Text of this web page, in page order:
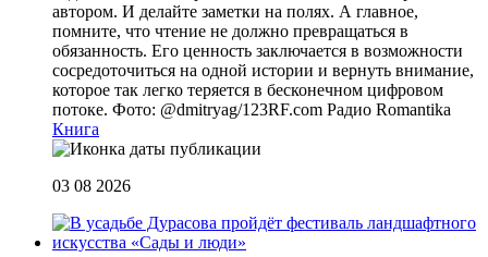
автором. И делайте заметки на полях. А главное,
помните, что чтение не должно превращаться в
обязанность. Его ценность заключается в возможности
сосредоточиться на одной истории и вернуть внимание,
которое так легко теряется в бесконечном цифровом
потоке. Фото: @dmitryag/123RF.com Радио Romantika
Книга
03 08 2026